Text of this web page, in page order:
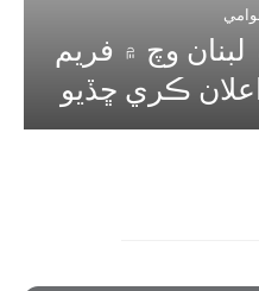
لبنان وچ ۾ فريم
ڪري ڇڏيو